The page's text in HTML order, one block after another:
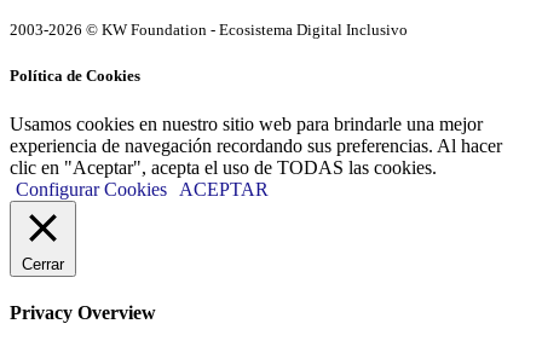
2003-2026 © KW Foundation - Ecosistema Digital Inclusivo
Política de Cookies
Usamos cookies en nuestro sitio web para brindarle una mejor
experiencia de navegación recordando sus preferencias. Al hacer
clic en "Aceptar", acepta el uso de TODAS las cookies.
Configurar Cookies
ACEPTAR
Cerrar
Privacy Overview